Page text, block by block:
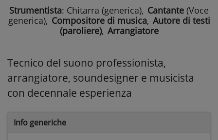
Strumentista: Chitarra (generica), Cantante (Voce
generica), Compositore di musica, Autore di testi
(paroliere), Arrangiatore
Tecnico del suono professionista,
arrangiatore, soundesigner e musicista
con decennale esperienza
Info generiche